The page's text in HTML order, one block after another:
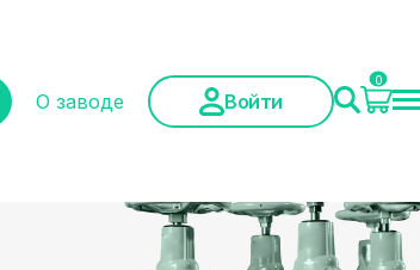
О заводе Войти
0